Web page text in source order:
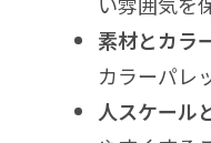
素材とカラ
カラーパレ
人スケール